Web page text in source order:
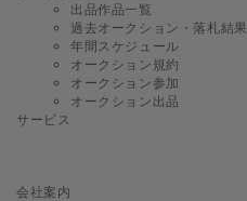
出品作品一覧
過去オークション・落札結果
年間スケジュール
オークション規約
オークション参加
オークション出品
サービス
会社案内